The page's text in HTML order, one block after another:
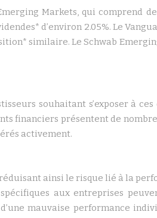
Markets, qui comprend
d’environ 2.05%. Le
similaire. Le Schwab
souhaitant s’exposer à
financiers présentent de
activement.
ainsi le risque lié à la
aux entreprises
mauvaise performance